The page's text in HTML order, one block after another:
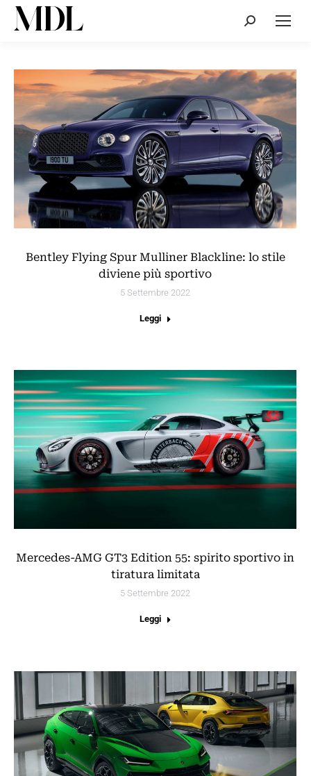
Cerca:
Bentley Flying Spur Mulliner Blackline: lo stile
diviene più sportivo
5 Settembre 2022
Leggi
Mercedes-AMG GT3 Edition 55: spirito sportivo in
tiratura limitata
5 Settembre 2022
Leggi